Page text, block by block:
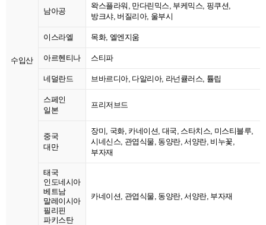
수입산
남아공
왁스플라워, 만다린믹스, 부케믹스, 핑쿠션,
방크샤, 버질리아, 울부시
이스라엘 목화, 엘엔지움
아르헨티나 스티파
네덜란드 브바르디아, 다알리아, 라넌큘러스, 튤립
스페인
일본
프리저브드
중국
대만
장미, 국화, 카네이션, 대국, 스타치스, 미스티블루,
시네신스, 관엽식물, 동양란, 서양란, 비누꽃,
부자재
태국
인도네시아
베트남
말레이시아
필리핀
파키스탄
카네이션, 관엽식물, 동양란, 서양란, 부자재